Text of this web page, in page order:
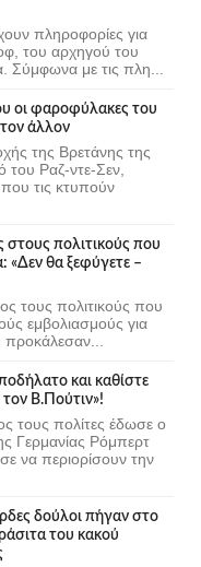
πληροφορίες για
του αρχηγού του
με τις πλη...
οι φαροφύλακες του
άλλον
της Βρετάνης της
του Ραζ-ντε-Σεν,
τις κτυπούν
πολιτικούς που
«Δεν θα ξεφύγετε –
τους πολιτικούς που
εμβολιασμούς για
προκάλεσαν...
και καθίστε
τον Β.Πούτιν»!
τους πολίτες έδωσε ο
Γερμανίας Ρόμπερτ
να περιορίσουν την
δούλοι πήγαν στο
του κακού